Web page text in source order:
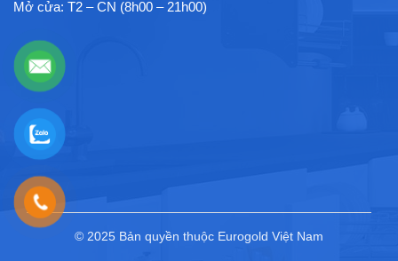
Mở cửa: T2 – CN (8h00 – 21h00)
© 2025 Bản quyền thuộc Eurogold Việt Nam